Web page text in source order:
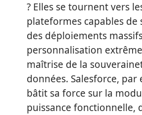
? Elles se tournent vers
plateformes capables de
des déploiements
personnalisation
maîtrise de la
données. Salesforce, par
bâtit sa force sur la
puissance fonctionnelle,